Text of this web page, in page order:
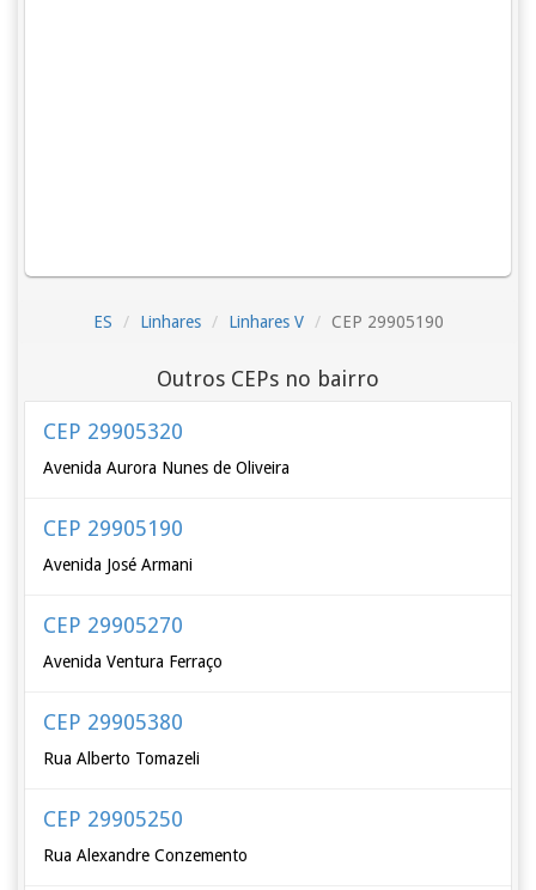
ES Linhares Linhares V CEP 29905190
Outros CEPs no bairro
CEP 29905320
Avenida Aurora Nunes de Oliveira
CEP 29905190
Avenida José Armani
CEP 29905270
Avenida Ventura Ferraço
CEP 29905380
Rua Alberto Tomazeli
CEP 29905250
Rua Alexandre Conzemento